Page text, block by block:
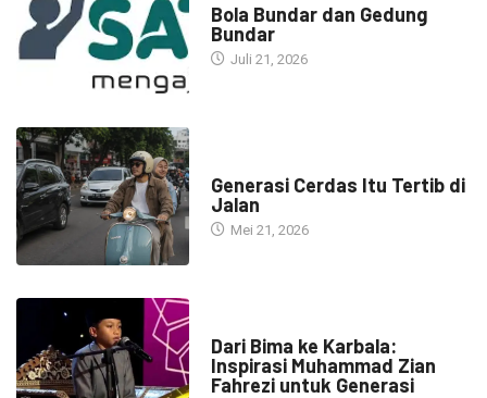
Bola Bundar dan Gedung
Bundar
Juli 21, 2026
Generasi Cerdas Itu Tertib di
Jalan
Mei 21, 2026
Dari Bima ke Karbala:
Inspirasi Muhammad Zian
Fahrezi untuk Generasi